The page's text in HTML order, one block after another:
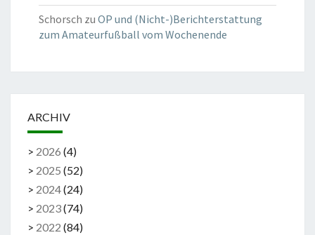
Schorsch zu OP und (Nicht-)Berichterstattung
zum Amateurfußball vom Wochenende
ARCHIV
> 2026 (4)
> 2025 (52)
> 2024(24)
> 2023(74)
> 2022 (84)